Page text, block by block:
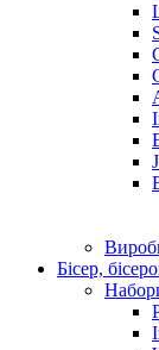
Бісер,